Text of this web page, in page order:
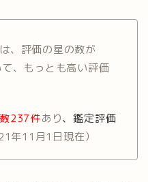
、評価の星の数が
、もっとも高い評価
237件あり、鑑定評価
年11月1日現在）